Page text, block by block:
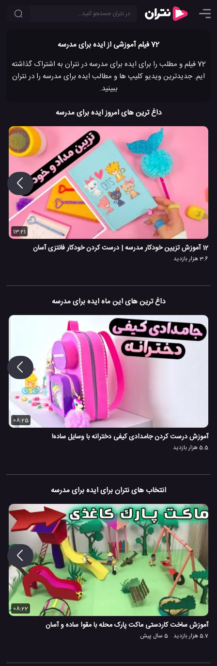
72 فیلم آموزشی از ایده برای مدرسه
72 فیلم و مطلب را برای ایده برای مدرسه در نتران به اشتراک گذاشته
ایم. جدیدترین ویدیو کلیپ ها و مطالب ایده برای مدرسه را در نتران
ببینید.
داغ ترین های امروز ایده برای مدرسه
13:21
12 آموزش تزیین خودکار مدرسه | درست کردن خودکار فانتزی آسان
3.6 هزار بازدید
داغ ترین های این ماه ایده برای مدرسه
08:25
آموزش درست کردن جامدادی کیفی دخترانه با وسایل ساده!
5.5 هزار بازدید
انتخاب های نتران برای ایده برای مدرسه
08:22
آموزش ساخت کاردستی ماکت پارک محله با مقوا ساده و آسان
5.7 هزار بازدید 5 سال پیش